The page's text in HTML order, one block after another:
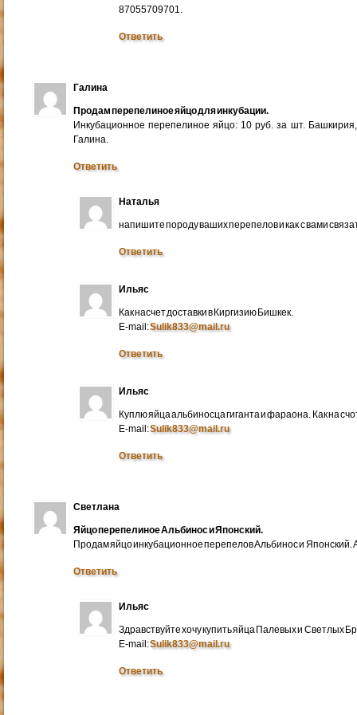
87055709701.
Ответить
Галина
Продам перепелиное яйцо для инкубации.
Инкубационное перепелиное яйцо: 10 руб. за шт.
Галина.
Ответить
Наталья
напишите породу ваших перепелов и как с вами
Ответить
Ильяс
Как насчет доставки в Киргизию Бишкек.
E-mail:Sulik833@mail.ru
Ответить
Ильяс
Куплю яйца альбиносца гиганта и фараона. Как на
E-mail:Sulik833@mail.ru
Ответить
Светлана
Яйцо перепелиное Альбинос и Японский.
Продам яйцо инкубационное перепелов Альбинос и
Ответить
Ильяс
Здравствуйте хочу купить яйца Палевых и Светлых
E-mail:Sulik833@mail.ru
Ответить